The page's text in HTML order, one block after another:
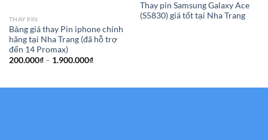
THAY PIN
Bảng giá thay Pin iphone chính
hãng tại Nha Trang (đã hỗ trợ
đến 14 Promax)
200.000₫ – 1.900.000₫Khoảng
đến
Thay pin Samsung Galaxy Ace
(S5830) giá tốt tại Nha Trang